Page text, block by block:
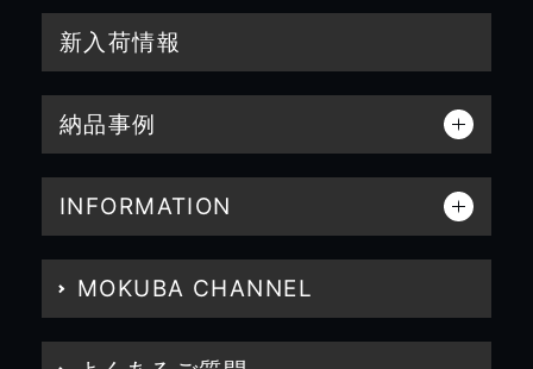
新入荷情報
納品事例
INFORMATION
MOKUBA CHANNEL